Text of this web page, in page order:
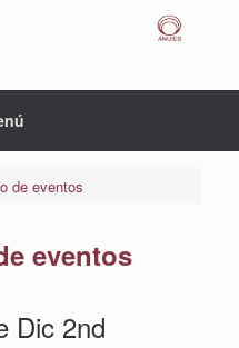
de eventos
eventos
Dic 2nd